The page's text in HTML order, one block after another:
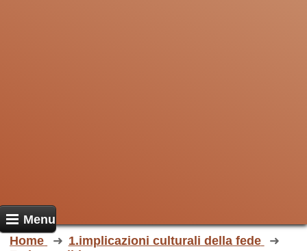
Menu
Home
1.implicazioni culturali della fede